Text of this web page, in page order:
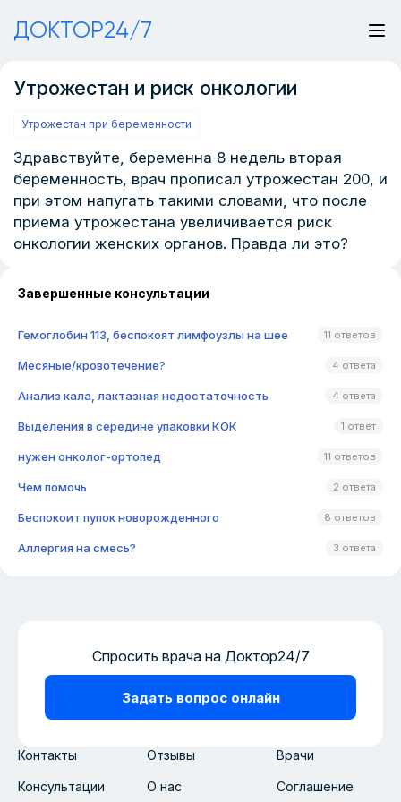
ДОКТОР24/7
Утрожестан и риск онкологии
Утрожестан при беременности
Здравствуйте, беременна 8 недель вторая
беременность, врач прописал утрожестан 200, и
при этом напугать такими словами, что после
приема утрожестана увеличивается риск
онкологии женских органов. Правда ли это?
Завершенные консультации
Гемоглобин 113, беспокоят лимфоузлы на шее 11 ответов
Месяные/кровотечение? 4 ответа
Анализ кала, лактазная недостаточность 4 ответа
Выделения в середине упаковки КОК 1 ответ
нужен онколог-ортопед 11 ответов
Чем помочь 2 ответа
Беспокоит пупок новорожденного 8 ответов
Аллергия на смесь? 3 ответа
Контакты Отзывы Врачи
Консультации О нас Соглашение
Спросить врача на Доктор24/7
Задать вопрос онлайн